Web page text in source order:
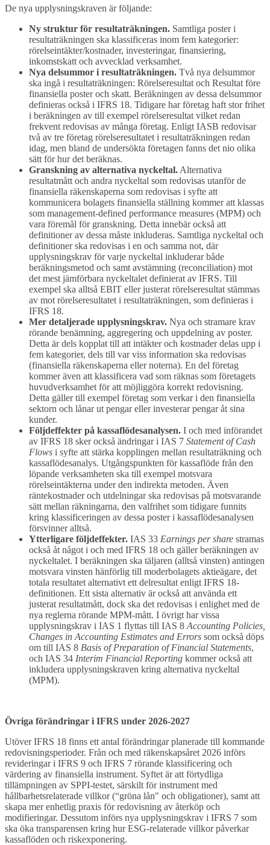
De nya upplysningskraven är följande:
Ny struktur för resultaträkningen. Samtliga poster i
resultaträkningen ska klassificeras inom fem kategorier:
rörelseintäkter/kostnader, investeringar, finansiering,
inkomstskatt och avvecklad verksamhet.
Nya delsummor i resultaträkningen. Två nya delsummor
ska ingå i resultaträkningen: Rörelseresultat och Resultat före
finansiella poster och skatt. Beräkningen av dessa delsummor
definieras också i IFRS 18. Tidigare har företag haft stor frihet
i beräkningen av till exempel rörelseresultat vilket redan
frekvent redovisas av många företag. Enligt IASB redovisar
två av tre företag rörelseresultatet i resultaträkningen redan
idag, men bland de undersökta företagen fanns det nio olika
sätt för hur det beräknas.
Granskning av alternativa nyckeltal. Alternativa
resultatmått och andra nyckeltal som redovisas utanför de
finansiella räkenskaperna som redovisas i syfte att
kommunicera bolagets finansiella ställning kommer att klassas
som management-defined performance measures (MPM) och
vara föremål för granskning. Detta innebär också att
definitioner av dessa måste inkluderas. Samtliga nyckeltal och
definitioner ska redovisas i en och samma not, där
upplysningskrav för varje nyckeltal inkluderar både
beräkningsmetod och samt avstämning (reconciliation) mot
det mest jämförbara nyckeltalet definierat av IFRS. Till
exempel ska alltså EBIT eller justerat rörelseresultat stämmas
av mot rörelseresultatet i resultaträkningen, som definieras i
IFRS 18.
Mer detaljerade upplysningskrav. Nya och stramare krav
rörande benämning, aggregering och uppdelning av poster.
Detta är dels kopplat till att intäkter och kostnader delas upp i
fem kategorier, dels till var viss information ska redovisas
(finansiella räkenskaperna eller noterna). En del företag
kommer även att klassificera vad som räknas som företagets
huvudverksamhet för att möjliggöra korrekt redovisning.
Detta gäller till exempel företag som verkar i den finansiella
sektorn och lånar ut pengar eller investerar pengar åt sina
kunder.
Följdeffekter på kassaflödesanalysen. I och med införandet
av IFRS 18 sker också ändringar i IAS 7 Statement of Cash
Flows i syfte att stärka kopplingen mellan resultaträkning och
kassaflödesanalys. Utgångspunkten för kassaflöde från den
löpande verksamheten ska till exempel motsvara
rörelseintäkterna under den indirekta metoden. Även
räntekostnader och utdelningar ska redovisas på motsvarande
sätt mellan räkningarna, den valfrihet som tidigare funnits
kring klassificeringen av dessa poster i kassaflödesanalysen
försvinner alltså.
Ytterligare följdeffekter. IAS 33 Earnings per share stramas
också åt något i och med IFRS 18 och gäller beräkningen av
nyckeltalet. I beräkningen ska täljaren (alltså vinsten) antingen
motsvara vinsten hänförlig till moderbolagets aktieägare, det
totala resultatet alternativt ett delresultat enligt IFRS 18-
definitionen. Ett sista alternativ är också att använda ett
justerat resultatmått, dock ska det redovisas i enlighet med de
nya reglerna rörande MPM-mått. I övrigt har vissa
upplysningskrav i IAS 1 flyttas till IAS 8 Accounting Policies,
Changes in Accounting Estimates and Errors som också döps
om till IAS 8 Basis of Preparation of Financial Statements,
och IAS 34 Interim Financial Reporting kommer också att
inkludera upplysningskraven kring alternativa nyckeltal
(MPM).
Övriga förändringar i IFRS under 2026-2027
Utöver IFRS 18 finns ett antal förändringar planerade till kommande
redovisningsperioder. Från och med räkenskapsåret 2026 införs
revideringar i IFRS 9 och IFRS 7 rörande klassificering och
värdering av finansiella instrument. Syftet är att förtydliga
tillämpningen av SPPI-testet, särskilt för instrument med
hållbarhetsrelaterade villkor (“gröna lån" och obligationer), samt att
skapa mer enhetlig praxis för redovisning av återköp och
modifieringar. Dessutom införs nya upplysningskrav i IFRS 7 som
ska öka transparensen kring hur ESG-relaterade villkor påverkar
kassaflöden och riskexponering.